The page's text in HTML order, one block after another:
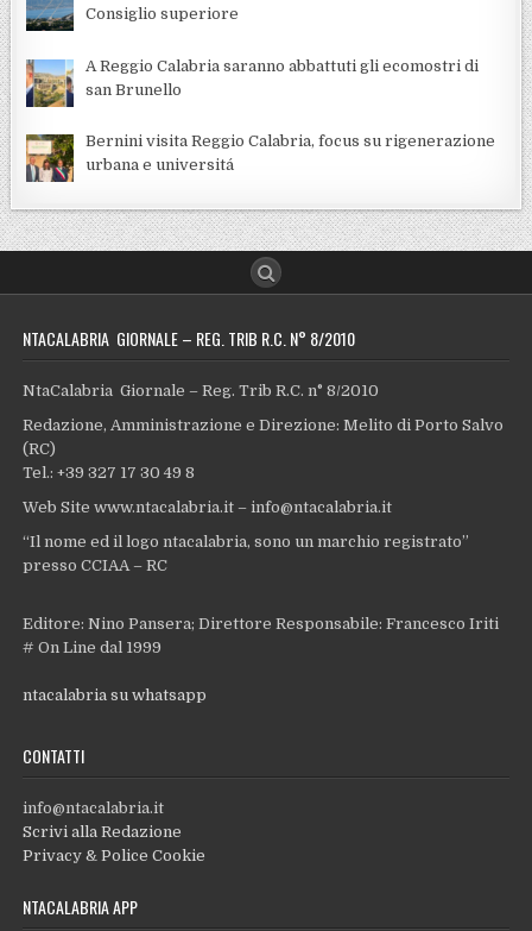
Consiglio superiore
A Reggio Calabria saranno abbattuti gli ecomostri di
san Brunello
Bernini visita Reggio Calabria, focus su rigenerazione
urbana e universitá
NTACALABRIA GIORNALE – REG. TRIB R.C. N° 8/2010
NtaCalabria Giornale – Reg. Trib R.C. n° 8/2010
Redazione, Amministrazione e Direzione: Melito di Porto Salvo
(RC)
Tel.: +39 327 17 30 49 8
Web Site www.ntacalabria.it – info@ntacalabria.it
“Il nome ed il logo ntacalabria, sono un marchio registrato”
presso CCIAA – RC
Editore: Nino Pansera; Direttore Responsabile: Francesco Iriti
# On Line dal 1999
ntacalabria su whatsapp
CONTATTI
info@ntacalabria.it
Scrivi alla Redazione
Privacy & Police Cookie
NTACALABRIA APP